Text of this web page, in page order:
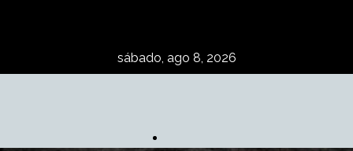
sábado, ago 8, 2026